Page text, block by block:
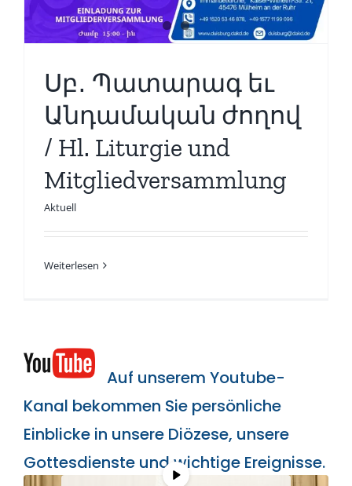
Սբ․ Պատարագ եւ
Անդամական ժողով
/ Hl. Liturgie und
Mitgliedversammlung
Aktuell
Weiterlesen
Auf unserem Youtube-
Kanal bekommen Sie persönliche
Einblicke in unsere Diözese, unsere
Gottesdienste und wichtige Ereignisse.